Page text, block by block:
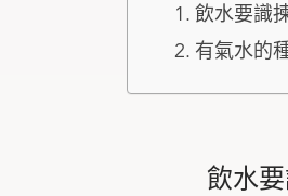
飲水要識
有氣水的
飲水